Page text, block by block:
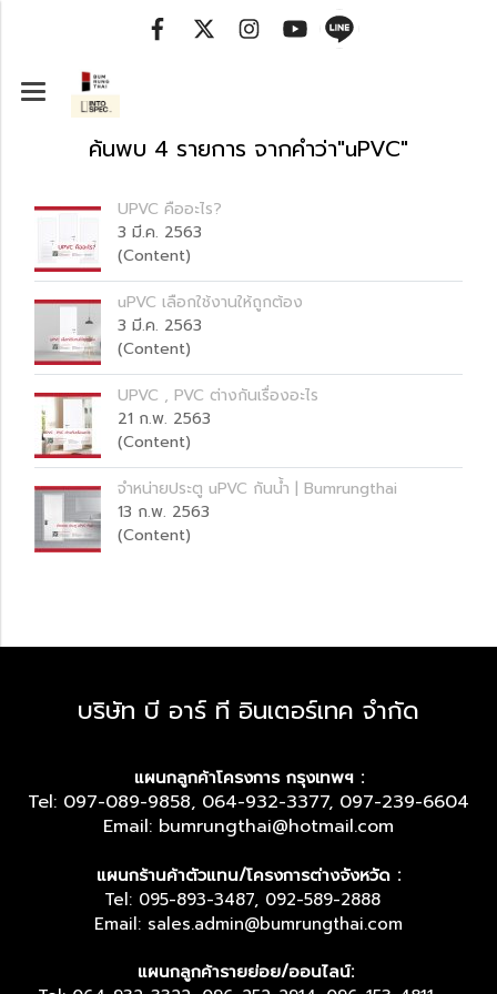
ค้นพบ 4 รายการ จากคำว่า"uPVC"
UPVC คืออะไร?
3 มี.ค. 2563
(Content)
uPVC เลือกใช้งานให้ถูกต้อง
3 มี.ค. 2563
(Content)
UPVC , PVC ต่างกันเรื่องอะไร
21 ก.พ. 2563
(Content)
จำหน่ายประตู uPVC กันน้ำ | Bumrungthai
13 ก.พ. 2563
(Content)
บริษัท บี อาร์ ที อินเตอร์เทค จำกัด
แผนกลูกค้าโครงการ กรุงเทพฯ :
Tel: 097-089-9858, 064-932-3377, 097-239-6604
Email: bumrungthai@hotmail.com
แผนกร้านค้าตัวแทน/โครงการต่างจังหวัด :
Tel: 095-893-3487, 092-589-2888
Email: sales.admin@bumrungthai.com
แผนกลูกค้ารายย่อย/ออนไลน์: